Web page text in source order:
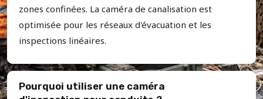
zones confinées. La caméra de canalisation est
optimisée pour les réseaux d'évacuation et les
inspections linéaires.
Pourquoi utiliser une caméra